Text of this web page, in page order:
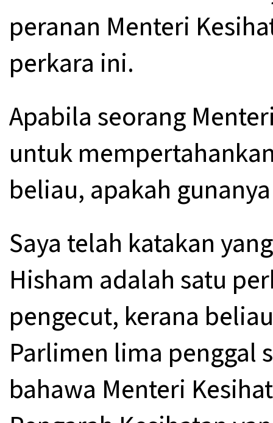
peranan Menteri
perkara ini.
Apabila seorang
untuk
beliau, apakah
Saya telah katakan
Hisham adalah satu
pengecut, kerana
Parlimen lima penggal
bahawa Menteri